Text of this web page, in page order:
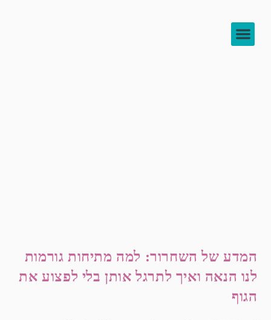
המדע של השחרור: למה מתיחות גורמות
לנו הנאה ואיך לתרגל אותן בלי לפצוע את
הגוף